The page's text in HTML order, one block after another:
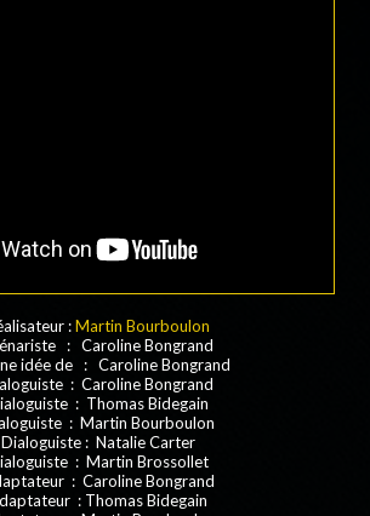
:Martin Bourboulon
: Caroline Bongrand
idée de : Caroline Bongrand
: Caroline Bongrand
: Thomas Bidegain
: Martin Bourboulon
Dialoguiste : Natalie Carter
: Martin Brossollet
: Caroline Bongrand
: Thomas Bidegain